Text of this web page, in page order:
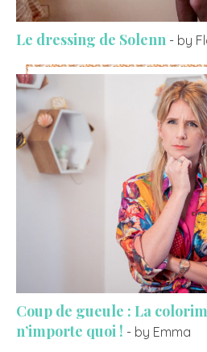
Le dressing de Solenn - by
Coup de gueule : La
n’importe quoi ! - by Emma